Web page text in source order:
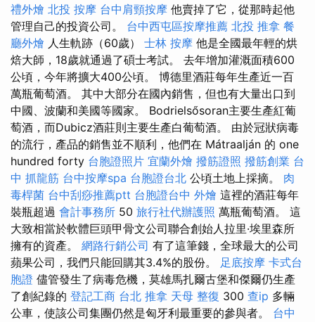
禮外燴 北投 按摩 台中肩頸按摩 他賣掉了它，從那時起他
管理自己的投資公司。 台中西屯區按摩推薦 北投 推拿 餐
廳外燴 人生軌跡（60歲） 士林 按摩 他是全國最年輕的烘
焙大師，18歲就通過了碩士考試。 去年增加灌溉面積600
公頃，今年將擴大400公頃。 博德里酒莊每年生產近一百
萬瓶葡萄酒。 其中大部分在國內銷售，但也有大量出口到
中國、波蘭和美國等國家。 Bodrielsősoran主要生產紅葡
萄酒，而Dubicz酒莊則主要生產白葡萄酒。 由於冠狀病毒
的流行，產品的銷售並不順利，他們在 Mátraalján 的 one
hundred forty 台胞證照片 宜蘭外燴 撥筋證照 撥筋創業 台
中 抓龍筋 台中按摩spa 台胞證台北 公頃土地上採摘。 肉
毒桿菌 台中刮痧推薦ptt 台胞證台中 外燴 這裡的酒莊每年
裝瓶超過 會計事務所 50 旅行社代辦護照 萬瓶葡萄酒。 這
大致相當於軟體巨頭甲骨文公司聯合創始人拉里·埃里森所
擁有的資產。 網路行銷公司 有了這筆錢，全球最大的公司
蘋果公司，我們只能回購其3.4%的股份。 足底按摩 卡式台
胞證 儘管發生了病毒危機，莫雄馬扎爾古堡和傑爾仍生產
了創紀錄的 登記工商 台北 推拿 天母 整復 300 查ip 多輛
公車，使該公司集團仍然是匈牙利最重要的參與者。 台中